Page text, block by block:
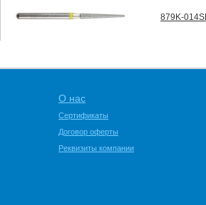
879K-
О нас
Сертификаты
Договор оферты
Реквизиты компании